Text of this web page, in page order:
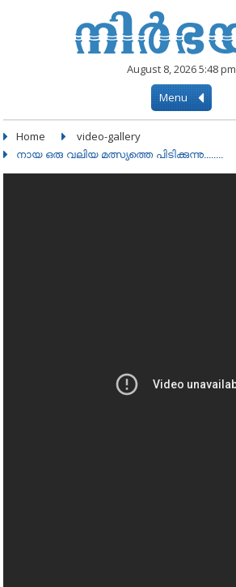
August 8, 2026 5:48 pm
Menu
Home video-gallery
നായ ഒരു വലിയ മത്സ്യത്തെ പിടിക്കുന്നു........